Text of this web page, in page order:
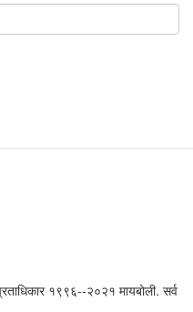
१९९६--२०२१ मायबोली. सर्व